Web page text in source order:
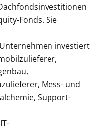
Fonds. Sie
investiert
Mess- und
Support-